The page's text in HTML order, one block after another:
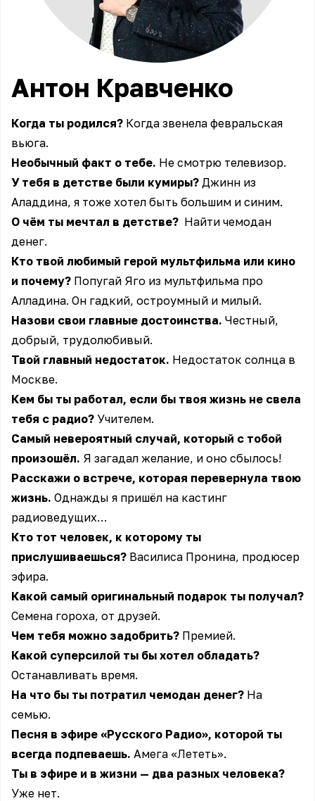
Антон Кравченко
Когда ты родился? Когда звенела февральская
вьюга.
Необычный факт о тебе. Не смотрю телевизор.
У тебя в детстве были кумиры? Джинн из
Аладдина, я тоже хотел быть большим и синим.
О чём ты мечтал в детстве? Найти чемодан
денег.
Кто твой любимый герой мультфильма или кино
и почему? Попугай Яго из мультфильма про
Алладина. Он гадкий, остроумный и милый.
Назови свои главные достоинства. Честный,
добрый, трудолюбивый.
Твой главный недостаток. Недостаток солнца в
Москве.
Кем бы ты работал, если бы твоя жизнь не свела
тебя с радио? Учителем.
Самый невероятный случай, который с тобой
произошёл. Я загадал желание, и оно сбылось!
Расскажи о встрече, которая перевернула твою
жизнь. Однажды я пришёл на кастинг
радиоведущих…
Кто тот человек, к которому ты
прислушиваешься? Василиса Пронина, продюсер
эфира.
Какой самый оригинальный подарок ты получал?
Семена гороха, от друзей.
Чем тебя можно задобрить? Премией.
Какой суперсилой ты бы хотел обладать?
Останавливать время.
На что бы ты потратил чемодан денег? На
семью.
Песня в эфире «Русского Радио», которой ты
всегда подпеваешь. Амега «Лететь».
Ты в эфире и в жизни — два разных человека?
Уже нет.